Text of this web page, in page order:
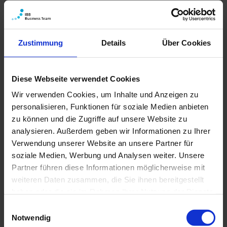
Zustimmung Details Über Cookies
Diese Webseite verwendet Cookies
Wir verwenden Cookies, um Inhalte und Anzeigen zu
personalisieren, Funktionen für soziale Medien anbieten
zu können und die Zugriffe auf unsere Website zu
analysieren. Außerdem geben wir Informationen zu Ihrer
Verwendung unserer Website an unsere Partner für
soziale Medien, Werbung und Analysen weiter. Unsere
Partner führen diese Informationen möglicherweise mit
weiteren Daten zusammen, die Sie ihnen bereitgestellt
Notwendig
https://www.berlin.de/sen/web/presse/pressemi
tteilungen/2025/pressemitteilung.1580487.php
Die wesentlichen Änderungen sind:
Wohnungsbaugesellschaften,
Wohnungsgenossenschaften sowie deren
Tochter- und Konzerngesellschaften sind nun
Zielgruppe für die Förderung der
Ladeinfrastruktur. Gefördert werden können
Wallboxen, Ladesäulen, deren Grundinstallation
sowie der Netzanschluss.
Die Beihilferechtliche Förderung erfolgt
entweder als De-minimis-Beihilfe oder als
Umweltschutzhilfe auf Grundlage der